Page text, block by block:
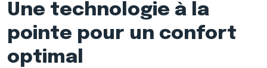
Une technologie à la
pointe pour un confort
optimal